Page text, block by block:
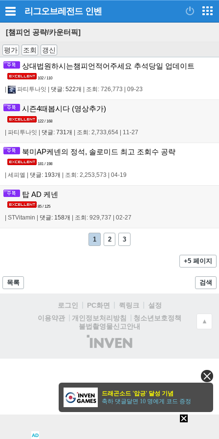
리그오브레전드 인벤
[챔피언 공략/카운터픽]
평가 조회 갱신
상대법원하시는챔피언적어주세요 추석당일 업데이트
102 / 110
파티투나잇 댓글: 522개 조회: 726,773 09-23
시즌4때봅시다 (영상추가)
122 / 168
| 파티투나잇 | 댓글: 731개 | 조회: 2,733,654 | 11-27
북미AP케넨의 정석, 솔로미드 최고 조회수 공략
181 / 198
세피엘 댓글: 193개 조회: 2,253,573 04-19
탑 AD 케넨
85 / 125
STVitamin 댓글: 158개 조회: 929,737 02-27
1 2 3
+5 페이지
목록 검색
로그인 PC화면 퀵링크
설정
이용약관
개인정보처리방침
청소년보호정책
불법촬영물신고안내
(주)
인
▲
AD
드래곤소드 '압긍' 달성 기념
축하 댓글달면 10 명에게 코드 증정